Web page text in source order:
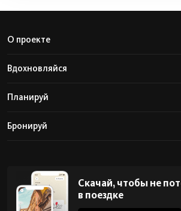
О проекте
Вдохновляйся
Планируй
Бронируй
Скачай, чтобы не
в поездке